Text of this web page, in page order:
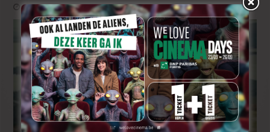
oktober 28, 2025